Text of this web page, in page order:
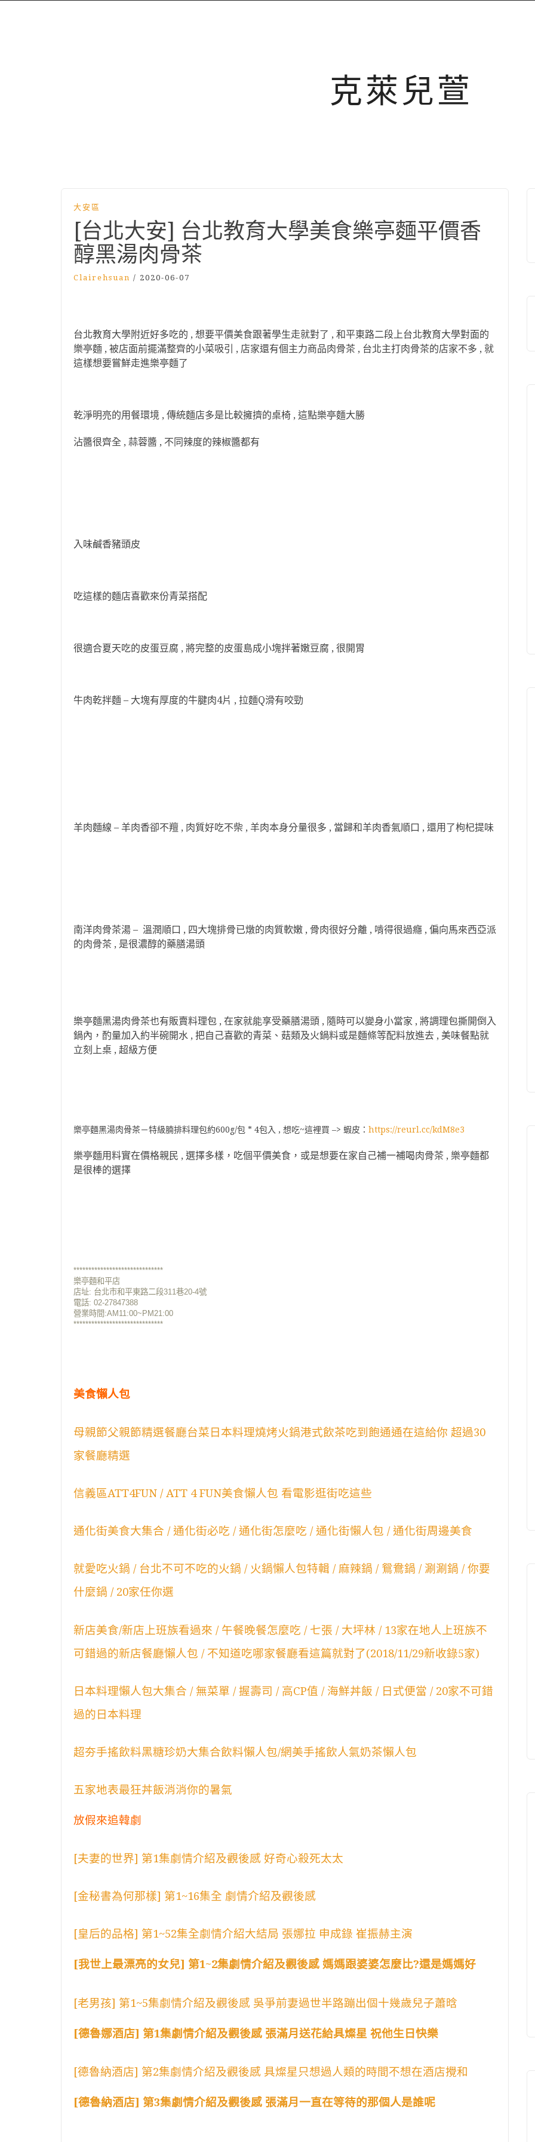
克萊兒萱
大安區
[台北大安] 台北教育大學美食樂亭麵平價香
醇黑湯肉骨茶
Clairehsuan / 2020-06-07
台北教育大學附近好多吃的 , 想要平價美食跟著學生走就對了 , 和平東路二段上台北教育大學對面的
樂亭麵 , 被店面前擺滿整齊的小菜吸引 , 店家還有個主力商品肉骨茶 , 台北主打肉骨茶的店家不多 , 就
這樣想要嘗鮮走進樂亭麵了
乾淨明亮的用餐環境 , 傳統麵店多是比較擁擠的桌椅 , 這點樂亭麵大勝
沾醬很齊全 , 蒜蓉醬 , 不同辣度的辣椒醬都有
入味鹹香豬頭皮
吃這樣的麵店喜歡來份青菜搭配
很適合夏天吃的皮蛋豆腐 , 將完整的皮蛋島成小塊拌著嫩豆腐 , 很開胃
牛肉乾拌麵 – 大塊有厚度的牛腱肉4片 , 拉麵Q滑有咬勁
羊肉麵線 – 羊肉香卻不羶 , 肉質好吃不柴 , 羊肉本身分量很多 , 當歸和羊肉香氣順口 , 還用了枸杞提味
南洋肉骨茶湯 – 溫潤順口 , 四大塊排骨已燉的肉質軟嫩 , 骨肉很好分離 , 啃得很過癮 , 偏向馬來西亞派
的肉骨茶 , 是很濃醇的藥膳湯頭
樂亭麵黑湯肉骨茶也有販賣料理包 , 在家就能享受藥膳湯頭 , 隨時可以變身小當家 , 將調理包撕開倒入
鍋內，酌量加入約半碗開水 , 把自己喜歡的青菜、菇類及火鍋料或是麵條等配料放進去 , 美味餐點就
立刻上桌 , 超級方便
樂亭麵黑湯肉骨茶－特級腩排料理包約600g/包 * 4包入 , 想吃~這裡買 –> 蝦皮： https://reurl.cc/kdM8e3
樂亭麵用料實在價格親民 , 選擇多樣，吃個平價美食 ，或是想要在家自己補一補喝肉骨茶 , 樂亭麵都
是很棒的選擇
******************************
樂亭麵和平店
店址: 台北市和平東路二段311巷20-4號
電話: 02-27847388
營業時間:AM11:00~PM21:00
******************************
美食懶人包
母親節父親節精選餐廳台菜日本料理燒烤火鍋港式飲茶吃到飽通通在這給你 超過30
家餐廳精選
信義區ATT4FUN / ATT 4 FUN美食懶人包 看電影逛街吃這些
通化街美食大集合 / 通化街必吃 / 通化街怎麼吃 / 通化街懶人包 / 通化街周邊美食
就愛吃火鍋 / 台北不可不吃的火鍋 / 火鍋懶人包特輯 / 麻辣鍋 / 鴛鴦鍋 / 涮涮鍋 / 你要
什麼鍋 / 20家任你選
新店美食/新店上班族看過來 / 午餐晚餐怎麼吃 / 七張 / 大坪林 / 13家在地人上班族不
可錯過的新店餐廳懶人包 / 不知道吃哪家餐廳看這篇就對了(2018/11/29新收錄5家)
日本料理懶人包大集合 / 無菜單 / 握壽司 / 高CP值 / 海鮮丼飯 / 日式便當 / 20家不可錯
過的日本料理
超夯手搖飲料黑糖珍奶大集合飲料懶人包/網美手搖飲人氣奶茶懶人包
五家地表最狂丼飯消消你的暑氣
放假來追韓劇
[夫妻的世界] 第1集劇情介紹及觀後感 好奇心殺死太太
[金秘書為何那樣] 第1~16集全 劇情介紹及觀後感
[皇后的品格] 第1~52集全劇情介紹大結局 張娜拉 申成錄 崔振赫主演
[我世上最漂亮的女兒] 第1~2集劇情介紹及觀後感 媽媽跟婆婆怎麼比?還是媽媽好
[老男孩] 第1~5集劇情介紹及觀後感 吳爭前妻過世半路蹦出個十幾歲兒子蕭晗
[德魯娜酒店] 第1集劇情介紹及觀後感 張滿月送花給具燦星 祝他生日快樂
[德魯納酒店] 第2集劇情介紹及觀後感 具燦星只想過人類的時間不想在酒店攪和
[德魯納酒店] 第3集劇情介紹及觀後感 張滿月一直在等待的那個人是誰呢